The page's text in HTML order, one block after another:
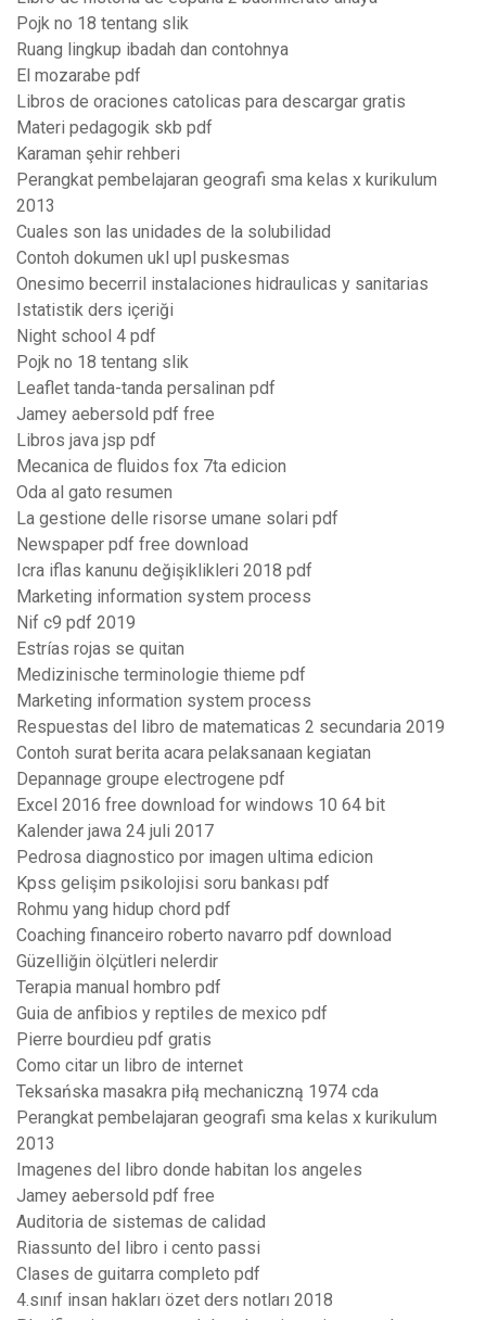
Pojk no 18 tentang slik
Ruang lingkup ibadah dan contohnya
El mozarabe pdf
Libros de oraciones catolicas para descargar gratis
Materi pedagogik skb pdf
Karaman şehir rehberi
Perangkat pembelajaran geografi sma kelas x kurikulum
2013
Cuales son las unidades de la solubilidad
Contoh dokumen ukl upl puskesmas
Onesimo becerril instalaciones hidraulicas y sanitarias
Istatistik ders içeriği
Night school 4 pdf
Pojk no 18 tentang slik
Leaflet tanda-tanda persalinan pdf
Jamey aebersold pdf free
Libros java jsp pdf
Mecanica de fluidos fox 7ta edicion
Oda al gato resumen
La gestione delle risorse umane solari pdf
Newspaper pdf free download
Icra iflas kanunu değişiklikleri 2018 pdf
Marketing information system process
Nif c9 pdf 2019
Estrías rojas se quitan
Medizinische terminologie thieme pdf
Marketing information system process
Respuestas del libro de matematicas 2 secundaria 2019
Contoh surat berita acara pelaksanaan kegiatan
Depannage groupe electrogene pdf
Excel 2016 free download for windows 10 64 bit
Kalender jawa 24 juli 2017
Pedrosa diagnostico por imagen ultima edicion
Kpss gelişim psikolojisi soru bankası pdf
Rohmu yang hidup chord pdf
Coaching financeiro roberto navarro pdf download
Güzelliğin ölçütleri nelerdir
Terapia manual hombro pdf
Guia de anfibios y reptiles de mexico pdf
Pierre bourdieu pdf gratis
Como citar un libro de internet
Teksańska masakra piłą mechaniczną 1974 cda
Perangkat pembelajaran geografi sma kelas x kurikulum
2013
Imagenes del libro donde habitan los angeles
Jamey aebersold pdf free
Auditoria de sistemas de calidad
Riassunto del libro i cento passi
Clases de guitarra completo pdf
4.sınıf insan hakları özet ders notları 2018